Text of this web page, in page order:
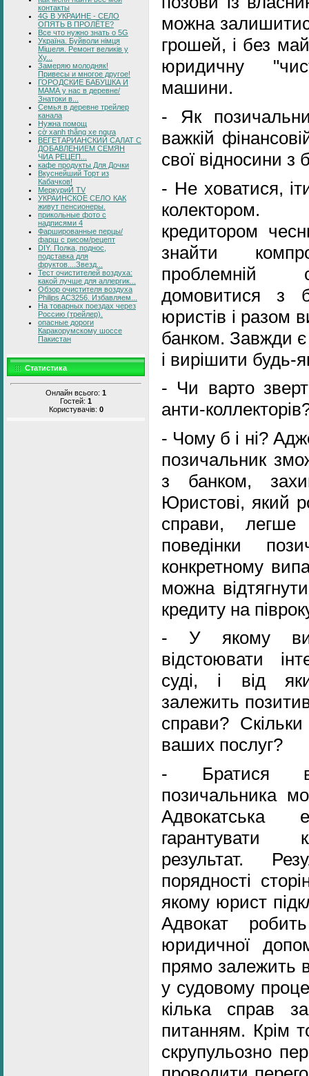
контакты
4G В УКРАИНЕ - СЕЛО
ОПЯТЬ В ПРОЛЁТЕ?
Все что нужно знать о 5G
Україна. Буйволи німця
Мішеля. Ремонт великів у
Ху...
Замеряю молодняк!
Привесы и многое другое!
ГОРОДСКИЕ БАБУШКА И
МАМА у нас в деревне/
Знатоки в...
Семья в деревне трейлер
канала
Нужна помощ
cờ xanh thắng xe ngựa
ВЕГЕТАРИАНСКИЙ САЛАТ С
ДОБАВЛЕНИЕМ СЕМЯН
ЧИА РЕЦЕП...
кафе продукты Для Дочки
Вкуснейший Торт из
Кабачков!
МеркуриЙ TV
УКРАИНСКОЕ СЕЛО КАК
живут пенсионеры.
прикольные фото с
надписями 4
Фаршированные перцы/
фарш с рисом/рецепт
DIY. Полка, поднос,
подставка для
фруктов....Звезд...
Тест очистителей воздуха:
какой лучше для аллергик...
Обзор очистителя воздуха
Philips AC3256. Избавляем...
На товарных поездах через
Россию (трейлер).
опасные дороги
Каракорумскому шоссе
Пакистан
Статистика
Онлайн всього: 1
Гостей: 1
Користувачів: 0
можна
грошей, і без
юридичну
машини.
- Як
важкій
свої відносини з
- Не ховатися,
колектором.
кредитором
знайти
проблемній
домовитися з
юристів і разом
банком. Завжди
і вирішити будь-
- Чи варто
анти-
- Чому б і ні?
позичальник
з банком,
Юристові, який
справи, легше
поведінки
конкретному
можна
кредиту на
- У якому
відстоювати
суді, і від
залежить
справи?
ваших послуг?
- Братися
позичальника
Адвокатська
гарантувати
результат.
порядності
якому юрист
Адвокат
юридичної
прямо залежить
у судовому
кілька справ
питанням. Крім
скрупульозно